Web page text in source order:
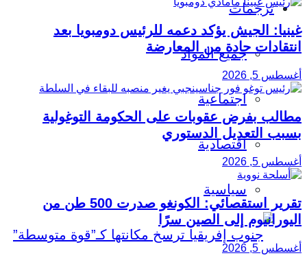
ترجمات
جميع المواد
اجتماعية
اقتصادية
سياسية
غينيا: الجيش يؤكد دعمه للرئيس دومبويا بعد
انتقادات حادة من المعارضة
أغسطس 5, 2026
مطالب بفرض عقوبات على الحكومة التوغولية
بسبب التعديل الدستوري
أغسطس 5, 2026
تقرير استقصائي: الكونغو صدرت 500 طن من
اليورانيوم إلى الصين سرًا
أغسطس 5, 2026